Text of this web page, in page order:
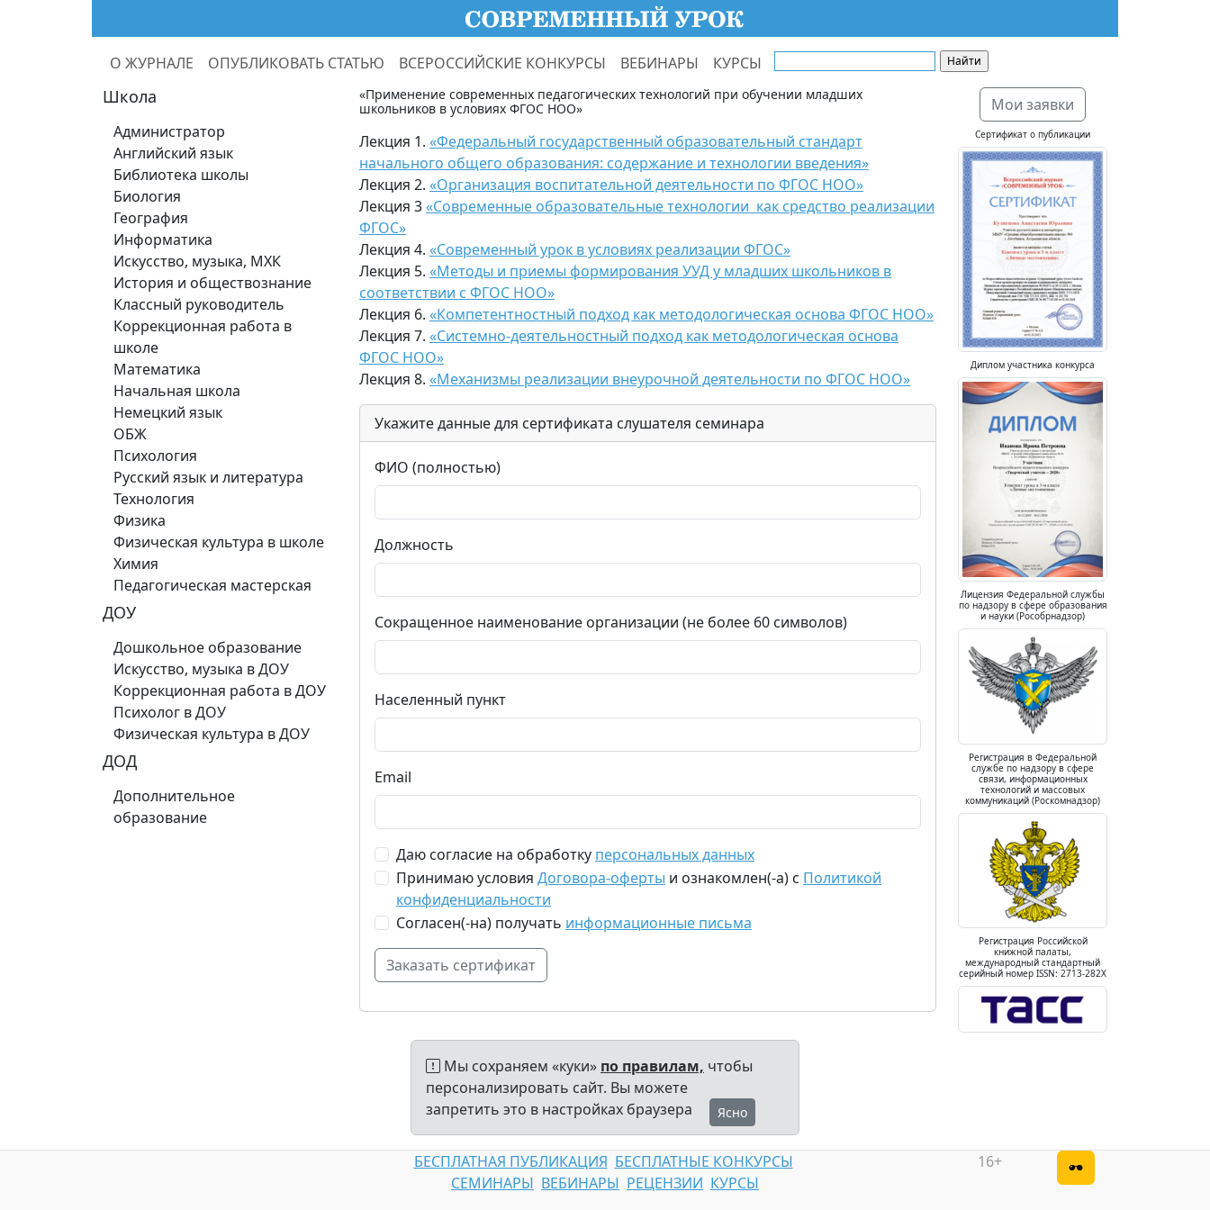
О ЖУРНАЛЕ ОПУБЛИКОВАТЬ СТАТЬЮ ВСЕРОССИЙСКИЕ КОНКУРСЫ ВЕБИНАРЫ КУРСЫ
Школа
Администратор
Английский язык
Библиотека школы
Биология
География
Информатика
Искусство, музыка, МХК
История и обществознание
Классный руководитель
Коррекционная работа в
школе
Математика
Начальная школа
Немецкий язык
ОБЖ
Психология
Русский язык и литература
Технология
Физика
Физическая культура в школе
Химия
Педагогическая мастерская
ДОУ
Дошкольное образование
Искусство, музыка в ДОУ
Коррекционная работа в ДОУ
Психолог в ДОУ
Физическая культура в ДОУ
ДОД
Дополнительное
образование
«Применение современных педагогических технологий при обучении младших
школьников в условиях ФГОС НОО»
Лекция 1. «Федеральный государственный образовательный стандарт
начального общего образования: содержание и технологии введения»
Лекция 2. «Организация воспитательной деятельности по ФГОС НОО»
Лекция 3«Современные образовательные технологии как средство реализации
ФГОС»
Лекция 4. «Современный урок в условиях реализации ФГОС»
Лекция 5. «Методы и приемы формирования УУД у младших школьников в
соответствии с ФГОС НОО»
Лекция 6. «Компетентностный подход как методологическая основа ФГОС НОО»
Лекция 7. «Системно-деятельностный подход как методологическая основа
ФГОС НОО»
Лекция 8. «Механизмы реализации внеурочной деятельности по ФГОС НОО»
Укажите данные для сертификата слушателя семинара
ФИО (полностью)
Должность
Сокращенное наименование организации (не более 60 символов)
Населенный пункт
Email
Даю согласие на обработку персональных данных
Принимаю условия Договора-оферты и ознакомлен(-а) с Политикой
конфиденциальности
Согласен(-на) получать информационные письма
Мои заявки
Сертификат о публикации
Диплом участника конкурса
Лицензия Федеральной службы
по надзору в сфере образования
и науки (Рособрнадзор)
Регистрация в Федеральной
службе по надзору в сфере
связи, информационных
технологий и массовых
коммуникаций (Роскомнадзор)
Регистрация Российской
книжной палаты,
международный стандартный
серийный номер ISSN: 2713-282X
Мы сохраняем «куки» по правилам, чтобы
персонализировать сайт. Вы можете
запретить это в настройках браузера
Ясно
БЕСПЛАТНАЯ ПУБЛИКАЦИЯ БЕСПЛАТНЫЕ КОНКУРСЫ
СЕМИНАРЫ ВЕБИНАРЫ РЕЦЕНЗИИ КУРСЫ
16+